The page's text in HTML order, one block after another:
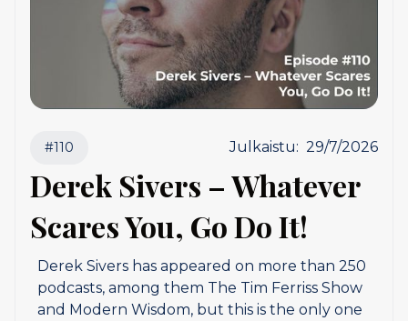
#110 Julkaistu: 29/7/2026
Derek Sivers – Whatever
Scares You, Go Do It!
Derek Sivers has appeared on more than 250
podcasts, among them The Tim Ferriss Show
and Modern Wisdom, but this is the only one